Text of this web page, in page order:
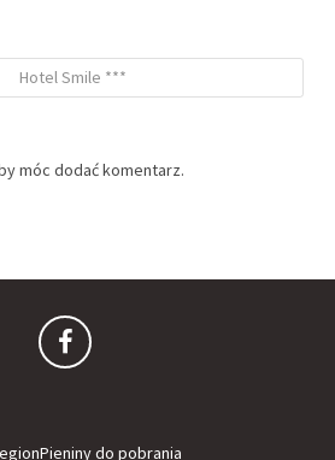
Hotel Smile ***
móc dodać komentarz.
do pobrania